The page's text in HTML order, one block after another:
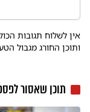
אין לשלוח תגובות
ותוכן החורג מגבול
תוכן שאסור